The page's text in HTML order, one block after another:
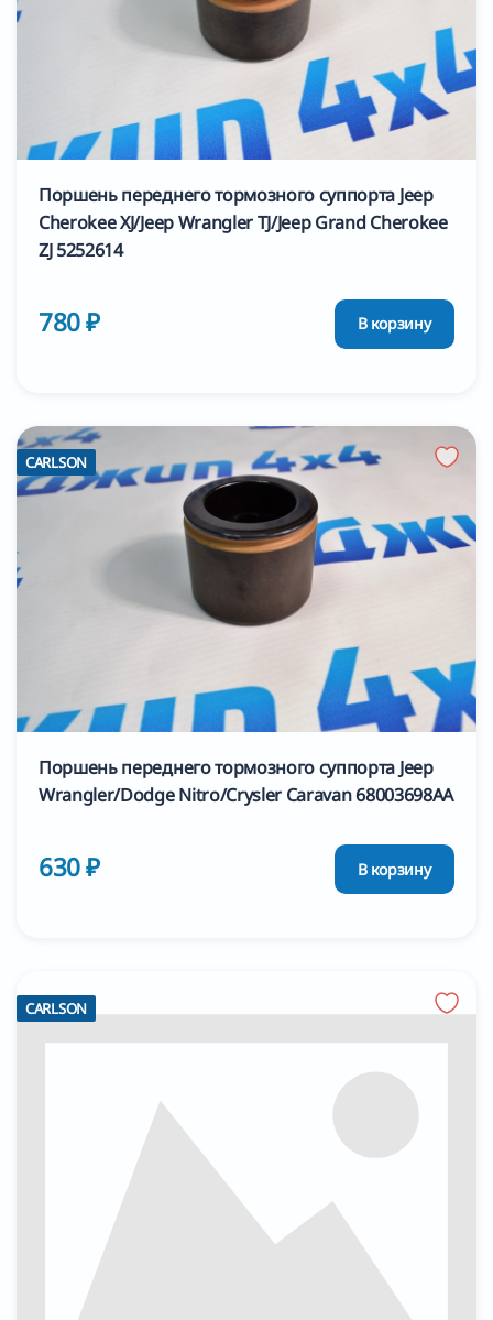
Поршень переднего тормозного суппорта Jeep
Cherokee XJ/Jeep Wrangler TJ/Jeep Grand Cherokee
ZJ 5252614
780 ₽ В корзину
CARLSON
Поршень переднего тормозного суппорта Jeep
Wrangler/Dodge Nitro/Crysler Caravan 68003698AA
630 ₽ В корзину
CARLSON